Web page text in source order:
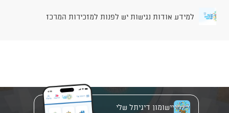
למידע אודות נגישות יש לפנות למזכירות המרכז
יישומון דיגיתל שלי